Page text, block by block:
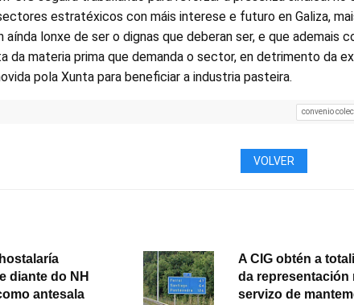
estratéxicos con máis interese e futuro en Galiza,
aínda lonxe de ser o dignas que deberan ser, e que ademais
da materia prima que demanda o sector, en detrimento da
pola Xunta para beneficiar a industria pasteira.
convenio
VOLVER
diante do NH
antesala
A CIG obtén a
da representación
servizo de